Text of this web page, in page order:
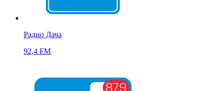
Радио Дача
92,4 FM